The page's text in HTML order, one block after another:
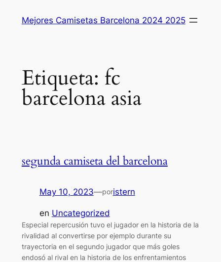
Mejores Camisetas Barcelona 2024 2025
Etiqueta: fc
barcelona asia
segunda camiseta del barcelona
May 10, 2023—poristern
en Uncategorized
Especial repercusión tuvo el jugador en la historia de la
rivalidad al convertirse por ejemplo durante su
trayectoria en el segundo jugador que más goles
endosó al rival en la historia de los enfrentamientos